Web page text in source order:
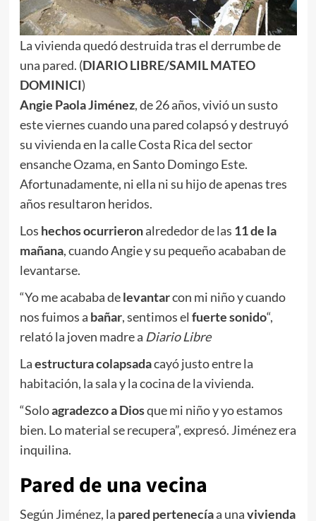
La vivienda quedó destruida tras el derrumbe de
una pared. (DIARIO LIBRE/SAMIL MATEO
DOMINICI)
Angie Paola Jiménez, de 26 años, vivió un susto
este viernes cuando una pared colapsó y destruyó
su vivienda en la calle Costa Rica del sector
ensanche Ozama, en Santo Domingo Este.
Afortunadamente, ni ella ni su hijo de apenas tres
años resultaron heridos.
Los hechos ocurrieronalrededor de las 11 de la
mañana, cuando Angie y su pequeño acababan de
levantarse.
“Yo me acababa delevantarcon mi niño y cuando
nos fuimos a bañar, sentimos el fuerte sonido“,
relató la joven madre a Diario Libre
Laestructura colapsadacayó justo entre la
habitación, la sala y la cocina de la vivienda.
“Soloagradezco a Diosque mi niño y yo estamos
bien. Lo material se recupera”, expresó. Jiménez era
inquilina.
Pared de una vecina
Según Jiménez, la pared pertenecíaa unavivienda